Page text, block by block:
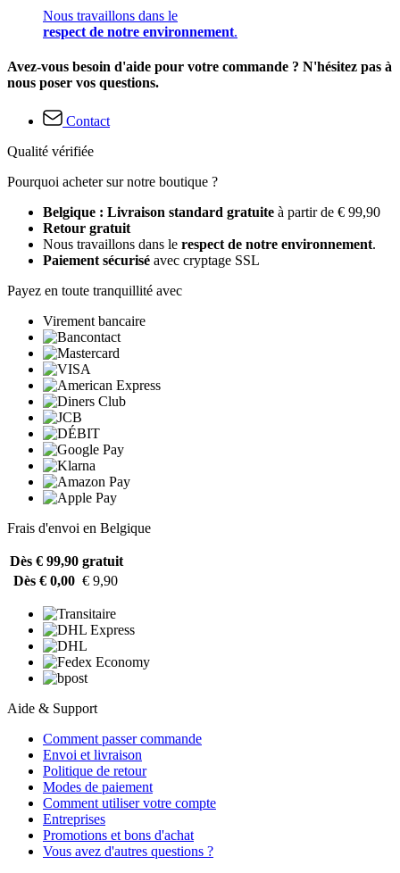
Nous travaillons dans le
respect de notre environnement.
Avez-vous besoin d'aide pour votre commande ? N'hésitez pas à
nous poser vos questions.
Contact
Qualité vérifiée
Pourquoi acheter sur notre boutique ?
Belgique : Livraison standard gratuite à partir de € 99,90
Retour gratuit
Nous travaillons dans le respect de notre environnement.
Paiement sécurisé avec cryptage SSL
Payez en toute tranquillité avec
Virement bancaire
Frais d'envoi en Belgique
Dès € 99,90 gratuit
Dès € 0,00 € 9,90
Aide & Support
Comment passer commande
Envoi et livraison
Politique de retour
Modes de paiement
Comment utiliser votre compte
Entreprises
Promotions et bons d'achat
Vous avez d'autres questions ?